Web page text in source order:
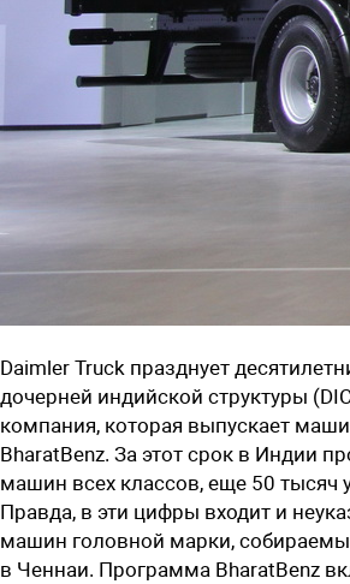
Daimler Truck празднует
дочерней индийской структуры (
компания, которая выпускает
BharatBenz. За этот срок в Индии
машин всех классов, еще 50 тысяч
Правда, в эти цифры входит и
машин головной марки,
в Ченнаи. Программа BharatBenz